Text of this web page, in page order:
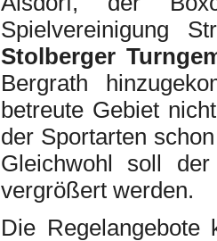
Spielvereinigung
Stolberger
Bergrath
betreute Gebiet
der Sportarten
Gleichwohl soll
vergrößert werden.
Die Regelangebote